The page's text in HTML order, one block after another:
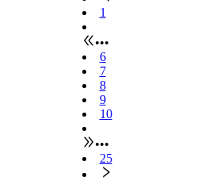
对岗位填报流程不熟...
1
•••
6
7
8
9
10
•••
25